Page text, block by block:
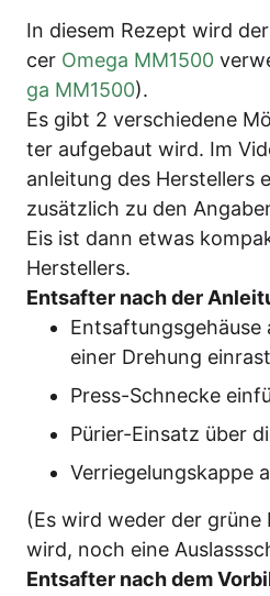
In die­sem Rezept wird
cer Ome­ga MM1500
ga MM1500).
Es gibt 2 ver­schie­de­ne
ter auf­ge­baut wird. Im
an­lei­tung des Her­stel­lers
zusätz­lich zu den
Eis ist dann etwas
Herstellers.
Ent­saf­ter nach der
einer Dre­hung
Press-Schne­cke
Pürier-Ein­satz über
Ver­rie­ge­lungs­kap­pe
(Es wird weder der
wird, noch eine
Ent­saf­ter nach dem